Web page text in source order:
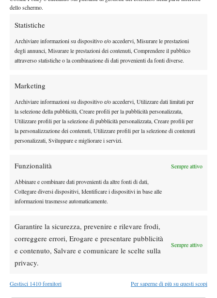
dello schermo.
Statistiche
Archiviare informazioni su dispositivo e/o accedervi, Misurare le prestazioni
degli annunci, Misurare le prestazioni dei contenuti, Comprendere il pubblico
attraverso statistiche o la combinazione di dati provenienti da fonti diverse.
Marketing
Archiviare informazioni su dispositivo e/o accedervi, Utilizzare dati limitati per
la selezione della pubblicità, Creare profili per la pubblicità personalizzata,
Utilizzare profili per la selezione di pubblicità personalizzata, Creare profili per
la personalizzazione dei contenuti, Utilizzare profili per la selezione di contenuti
personalizzati, Sviluppare e migliorare i servizi.
Funzionalità Sempre attivo
Abbinare e combinare dati provenienti da altre fonti di dati,
Collegare diversi dispositivi, Identificare i dispositivi in base alle
informazioni trasmesse automaticamente.
Garantire la sicurezza, prevenire e rilevare frodi,
correggere errori, Erogare e presentare pubblicità
e contenuto, Salvare e comunicare le scelte sulla
privacy.
Sempre attivo
Gestisci 1410 fornitori Per saperne di più su questi scopi
Marc Lopez (campione in doppio a Rio 2016 a fianco di niente
meno che Rafael Nadal), ha vinto una battaglia di tre set e due
ore e mezza contro il turco Kaan Isik Kosaner, imponendosi per
7-5 5-7 6-2 dopo aver anche mancato due match-point sul 5-4
del secondo parziale. Alexandrescou, che l’Italia la conosce bene
sconfitto per 6-4 6-4 l’austriaco Thilo Behrmann, in un duello
dall’intensità degna del circuito professionistico. Domenica
Chavez tenterà di succedere a Carlos Alcaraz nel ruolo di ultimo
spagnolo a vincere l’europeo under 16 (il campione di Roland
Garros e Wimbledon trionfò nel 2018 in Russia), mentre
Alexandrescou proverà a diventare il terzo rumeno di sempre a
CAMPIONATI EUROPEI DI PARMA: COME SEGUIRLI
Le finali dell’edizione 2024 dei Campionati Europei under 16 by
Lavoropiù saranno trasmesse sulla piattaforma digitale
SuperTenniX, gratuita per i tesserati FITP. Il livescore è invece
streaming è fruibile anche sul sito di Tennis Europe (e sulla
relativa app), così come il livescore. L’ingresso è gratuito.
RISULTATI
Singolare maschile. Semifinali: T. Chavez (Esp) b. K. Kosaner
(Tur) 7-5 5-7 6-2, Y. Alexandrescou (Rou) b. T. Behrmann (Aut)